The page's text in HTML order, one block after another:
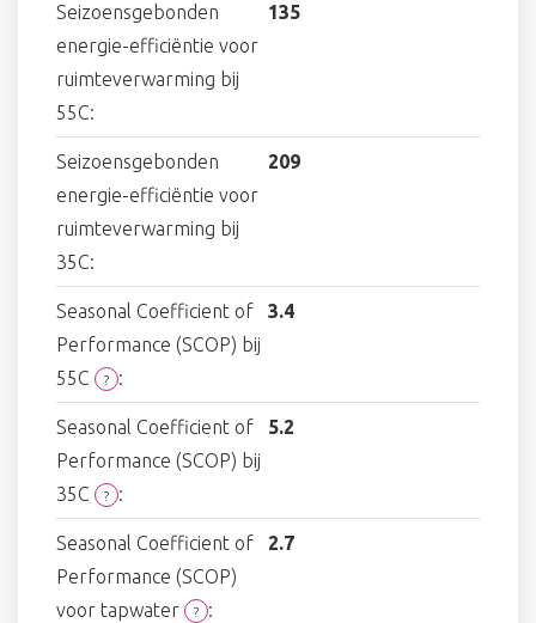
Seizoensgebonden
energie-efficiëntie voor
ruimteverwarming bij
55C:
135
Seizoensgebonden
energie-efficiëntie voor
ruimteverwarming bij
35C:
209
Seasonal Coefficient of
Performance (SCOP) bij
55C
? :
3.4
Seasonal Coefficient of
Performance (SCOP) bij
35C
? :
5.2
Seasonal Coefficient of
Performance (SCOP)
voor tapwater
? :
2.7